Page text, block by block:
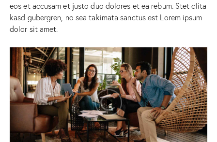
eos et accusam et justo duo dolores et ea rebum. Stet clita
kasd gubergren, no sea takimata sanctus est Lorem ipsum
dolor sit amet.